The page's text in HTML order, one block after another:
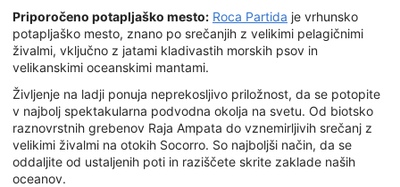
Priporočeno potapljaško mesto: Roca Partida je vrhunsko
potapljaško mesto, znano po srečanjih z velikimi pelagičnimi
živalmi, vključno z jatami kladivastih morskih psov in
velikanskimi oceanskimi mantami.
Življenje na ladji ponuja neprekosljivo priložnost, da se potopite
v najbolj spektakularna podvodna okolja na svetu. Od biotsko
raznovrstnih grebenov Raja Ampata do vznemirljivih srečanj z
velikimi živalmi na otokih Socorro. So najboljši način, da se
oddaljite od ustaljenih poti in raziščete skrite zaklade naših
oceanov.